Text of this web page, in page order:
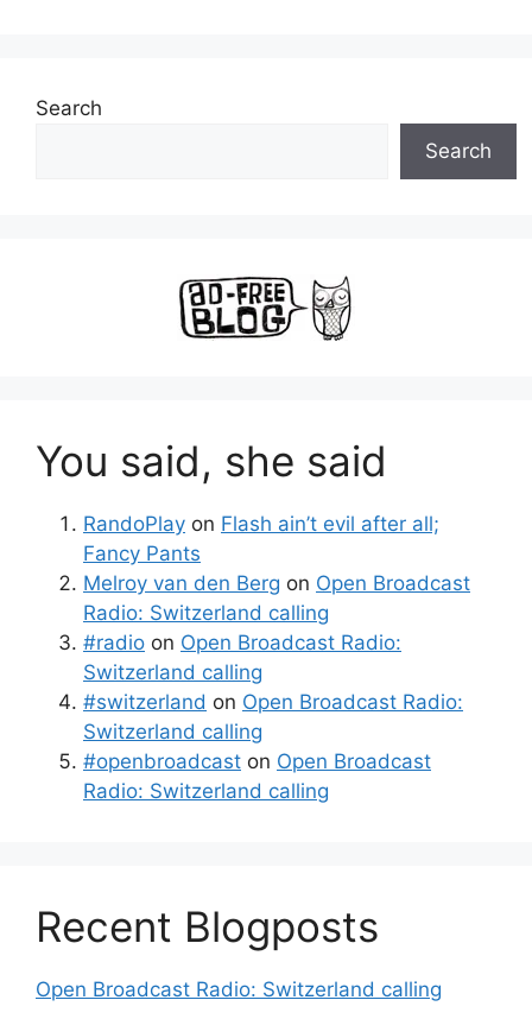
Search
Search
You said, she said
RandoPlay on Flash ain’t evil after all;
Fancy Pants
Melroy van den Berg on Open Broadcast
Radio: Switzerland calling
#radio on Open Broadcast Radio:
Switzerland calling
#switzerland on Open Broadcast Radio:
Switzerland calling
#openbroadcast on Open Broadcast
Radio: Switzerland calling
Recent Blogposts
Open Broadcast Radio: Switzerland calling